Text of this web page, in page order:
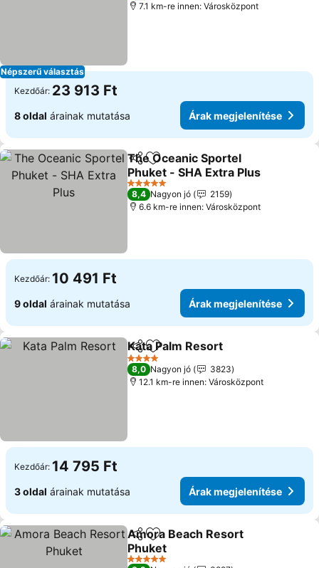
Népszerű választás
7.1 km-re innen: Városközpont
Kezdőár: 23 913 Ft
8 oldal árainak mutatása Árak megjelenítése
Megosztás
Hozzáadás a kedvencekhez
The Oceanic Sportel
Phuket - SHA Extra Plus
Árak megjelenítése
5 Kategória
8,4 Nagyon jó
2159
6.6 km-re innen: Városközpont
Kezdőár: 10 491 Ft
9 oldal árainak mutatása Árak megjelenítése
Megosztás
Hozzáadás a kedvencekhez
Kata Palm Resort
4 Kategória
8,0 Nagyon jó
3823
12.1 km-re innen: Városközpont
Kezdőár: 14 795 Ft
3 oldal árainak mutatása Árak megjelenítése
Megosztás
Hozzáadás a kedvencekhez
Amora Beach Resort
Phuket
Árak megjelenítése
5 Kategória